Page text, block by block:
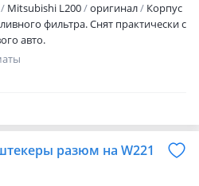
Mitsubishi L200 оригинал
Корпус
фильтра. Снят практически с
авто.
разюм на W221